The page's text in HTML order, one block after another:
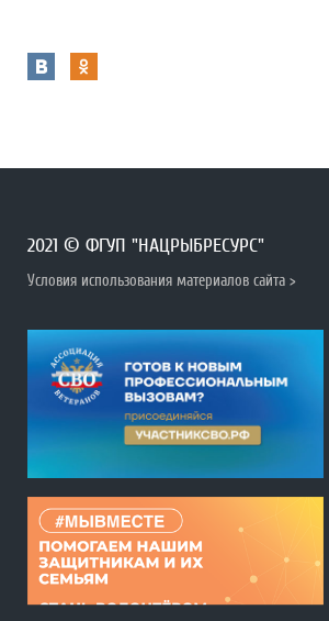
2021 © ФГУП "НАЦРЫБРЕСУРС"
Условия использования материалов сайта >